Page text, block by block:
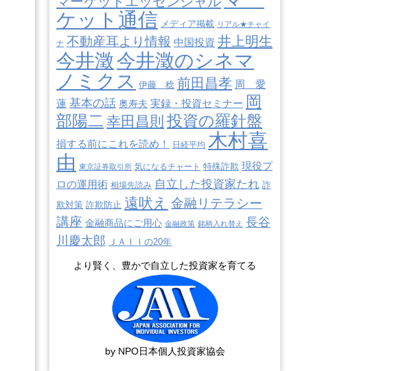
ケット通信 メディア掲載 リアル★チャイ
ナ 不動産耳より情報 中国投資 井上明生
今井澂今井澂のシネマ
ノミクス 伊藤 稔 前田昌孝 周 愛
蓮 基本の話 奥寿夫 実録・投資セミナー 岡
部陽二 幸田昌則 投資の羅針盤
損する前にこれを読め！ 日経平均 木村喜
由 東京証券取引所 気になるチャート 特殊詐欺 現役プ
ロの運用術 相場先読み 自立した投資家たれ 詐
欺対策 詐欺防止 遠吠え 金融リテラシー
講座 金融商品にご用心 金融政策 銘柄入れ替え
長谷
川慶太郎 ＪＡＩＩの20年
より賢く、豊かで自立した投資家を育てる
by NPO日本個人投資家協会